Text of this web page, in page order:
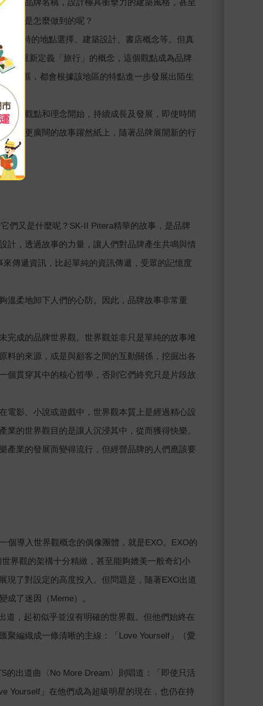
奇的品牌名稱，設計極具衝擊力的建築風格，甚至
一切是怎麼做到的呢？
—獨特的地點選擇、建築設計、書店概念等。但真
重新定義「旅行」的概念，這個觀點成為品牌
地區，都會根據該地區的特點進一步發展出陌生
該從觀點和理念開始，持續成長及發展，即使時間
會有更廣闊的故事躍然紙上，隨著品牌展開新的行
們又是什麼呢？SK-II Pitera精華的故事，是品牌
計，透過故事的力量，讓人們對品牌產生共鳴與情
傳遞資訊，比起單純的資訊傳遞，受眾的記憶度
溫柔地卸下人們的心防。因此，品牌故事非常重
完成的品牌世界觀。世界觀並非只是單純的故事堆
料的來源，或是與顧客之間的互動關係，挖掘出各
個貫穿其中的核心哲學，否則它們終究只是片段故
電影、小說或遊戲中，世界觀本質上是經過精心設
的世界觀目的是讓人沉浸其中，從而獲得快樂。
產業的發展而變得流行，但經營品牌的人們應該要
個導入世界觀概念的偶像團體，就是EXO。EXO的
界觀的架構十分精緻，甚至能夠媲美一般奇幻小
現了對設定的高度投入。但問題是，隨著EXO出道
成了迷因（Meme）。
道，起初似乎並沒有明確的世界觀。但他們始終在
聚編織成一條清晰的主線：「Love Yourself」（愛
的出道曲〈No More Dream〉則唱道：「即使只活
Yourself」在他們成為超級明星的現在，也仍在持